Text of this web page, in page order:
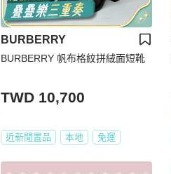
BURBERRY
BURBERRY 帆布格紋拼絨面短靴
TWD 10,700
近新閒置品 本地 免運